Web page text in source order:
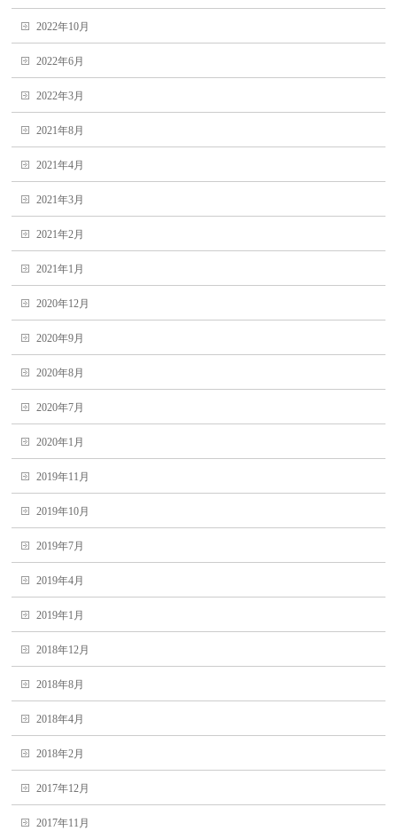
2022年10月
2022年6月
2022年3月
2021年8月
2021年4月
2021年3月
2021年2月
2021年1月
2020年12月
2020年9月
2020年8月
2020年7月
2020年1月
2019年11月
2019年10月
2019年7月
2019年4月
2019年1月
2018年12月
2018年8月
2018年4月
2018年2月
2017年12月
2017年11月